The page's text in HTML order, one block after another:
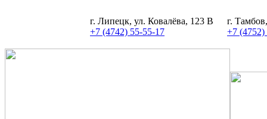
г. Липецк, ул. Ковалёва, 123 В
+7 (4742) 55-55-17
г.
+7 (4752)